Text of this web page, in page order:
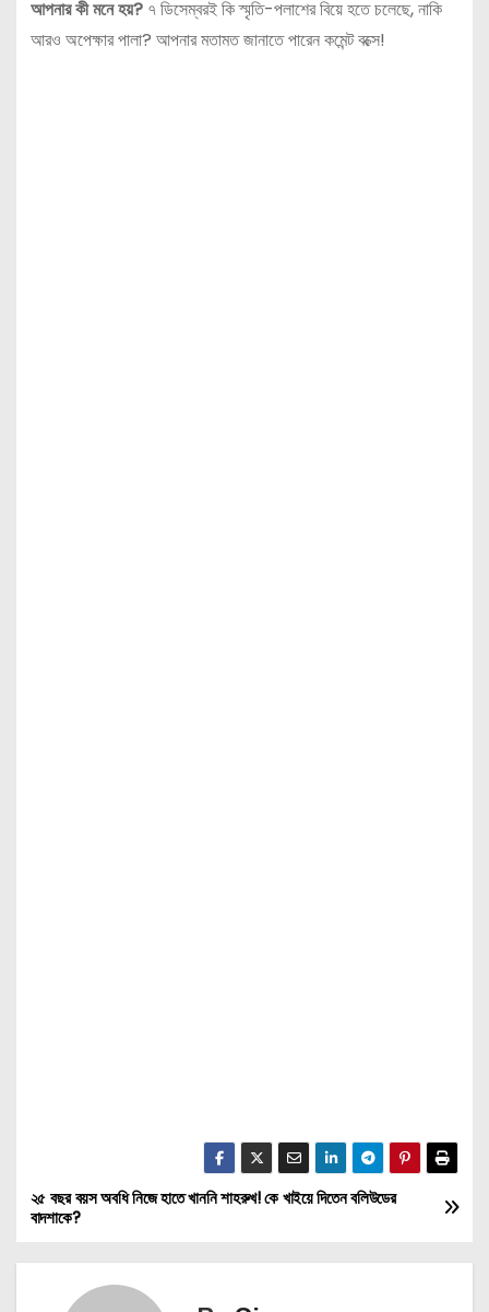
আপনার কী মনে হয়?৭ ডিসেম্বরই কি স্মৃতি-পলাশের বিয়ে হতে চলেছে, নাকি
আরও অপেক্ষার পালা? আপনার মতামত জানাতে পারেন কমেন্ট বক্সে!
P
o
২৫ বছর বয়স অবধি নিজে হাতে খাননি শাহরুখ! কে খাইয়ে দিতেন বলিউডের
বাদশাকে?